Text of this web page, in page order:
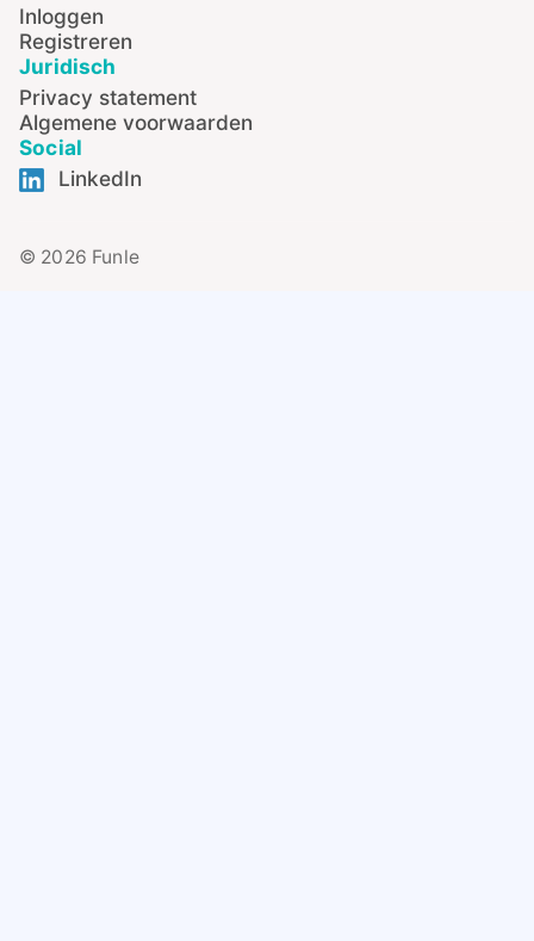
Inloggen
Registreren
Juridisch
Privacy statement
Algemene voorwaarden
Social
LinkedIn
© 2026 Funle